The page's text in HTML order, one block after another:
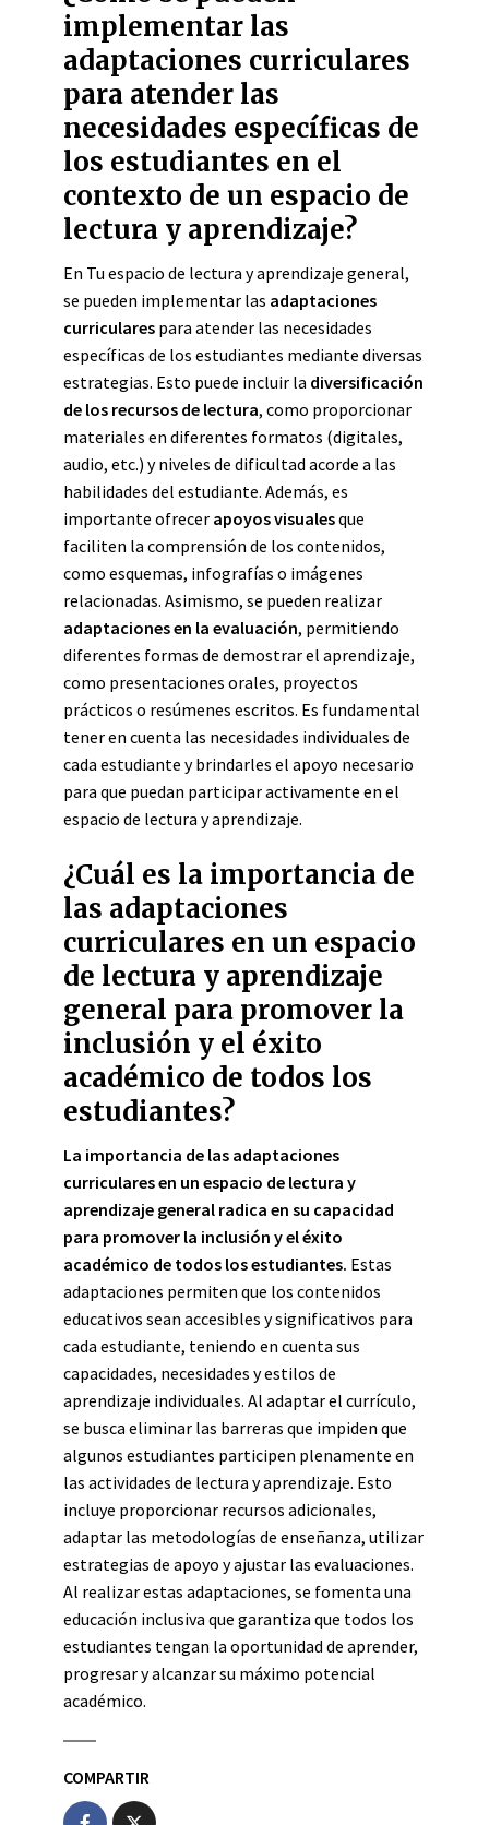
implementar las
adaptaciones curriculares
para atender las
necesidades específicas de
los estudiantes en el
contexto de un espacio de
lectura y aprendizaje?
En Tu espacio de lectura y aprendizaje general,
se pueden implementar las adaptaciones
curriculares para atender las necesidades
específicas de los estudiantes mediante diversas
estrategias. Esto puede incluir la diversificación
de los recursos de lectura, como proporcionar
materiales en diferentes formatos (digitales,
audio, etc.) y niveles de dificultad acorde a las
habilidades del estudiante. Además, es
importante ofrecer apoyos visualesque
faciliten la comprensión de los contenidos,
como esquemas, infografías o imágenes
relacionadas. Asimismo, se pueden realizar
adaptaciones en la evaluación, permitiendo
diferentes formas de demostrar el aprendizaje,
como presentaciones orales, proyectos
prácticos o resúmenes escritos. Es fundamental
tener en cuenta las necesidades individuales de
cada estudiante y brindarles el apoyo necesario
para que puedan participar activamente en el
espacio de lectura y aprendizaje.
¿Cuál es la importancia de
las adaptaciones
curriculares en un espacio
de lectura y aprendizaje
general para promover la
inclusión y el éxito
académico de todos los
estudiantes?
La importancia de las adaptaciones
curriculares en un espacio de lectura y
aprendizaje general radica en su capacidad
para promover la inclusión y el éxito
académico de todos los estudiantes. Estas
adaptaciones permiten que los contenidos
educativos sean accesibles y significativos para
cada estudiante, teniendo en cuenta sus
capacidades, necesidades y estilos de
aprendizaje individuales. Al adaptar el currículo,
se busca eliminar las barreras que impiden que
algunos estudiantes participen plenamente en
las actividades de lectura y aprendizaje. Esto
incluye proporcionar recursos adicionales,
adaptar las metodologías de enseñanza, utilizar
estrategias de apoyo y ajustar las evaluaciones.
Al realizar estas adaptaciones, se fomenta una
educación inclusiva que garantiza que todos los
estudiantes tengan la oportunidad de aprender,
progresar y alcanzar su máximo potencial
académico.
COMPARTIR